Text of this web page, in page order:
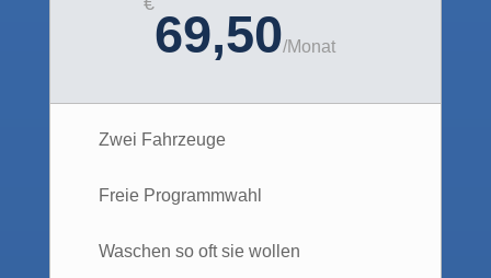
69,50/Monat
Zwei Fahrzeuge
Freie Programmwahl
Waschen so oft sie wollen